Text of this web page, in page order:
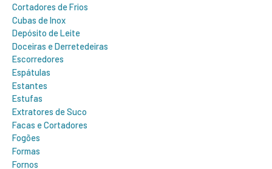
Cortadores de Frios
Cubas de Inox
Depósito de Leite
Doceiras e Derretedeiras
Escorredores
Espátulas
Estantes
Estufas
Extratores de Suco
Facas e Cortadores
Fogões
Formas
Fornos